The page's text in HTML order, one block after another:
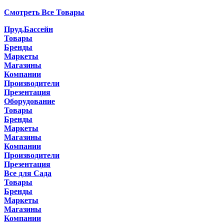
Смотреть Все Товары
Пруд,Бассейн
Товары
Бренды
Маркеты
Магазины
Компании
Производители
Презентация
Оборудование
Товары
Бренды
Маркеты
Магазины
Компании
Производители
Презентация
Все для Сада
Товары
Бренды
Маркеты
Магазины
Компании